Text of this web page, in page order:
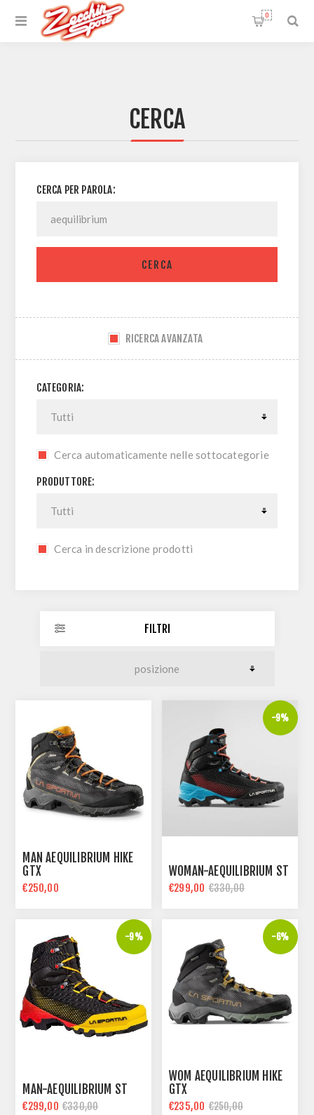
0
CERCA
CERCA PER PAROLA:
CERCA
RICERCA AVANZATA
CATEGORIA:
Cerca automaticamente nelle sottocategorie
PRODUTTORE:
Cerca in descrizione prodotti
FILTRI
MAN AEQUILIBRIUM HIKE
GTX
€250,00
-9%
WOMAN-AEQUILIBRIUM ST
€299,00 €330,00
-9%
MAN-AEQUILIBRIUM ST
€299,00 €330,00
-6%
WOM AEQUILIBRIUM HIKE
GTX
€235,00 €250,00